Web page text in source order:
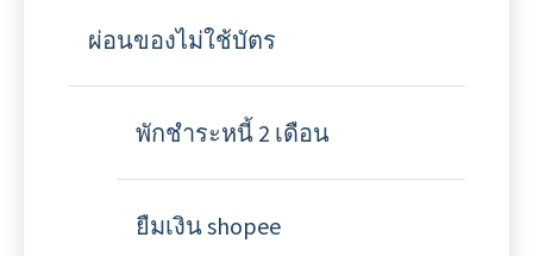
ผ่อนของไม่ใช้บัตร
พักชำระหนี้ 2 เดือน
ยืมเงิน shopee